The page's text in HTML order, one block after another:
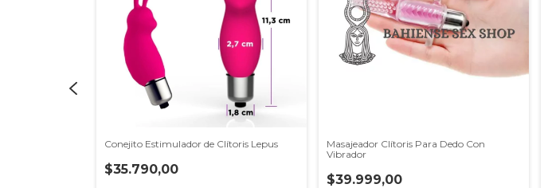
Conejito Estimulador de Clítoris Lepus
$35.790,00
Masajeador Clítoris Para Dedo Con
Vibrador
$39.999,00